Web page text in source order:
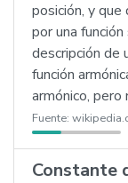
posición, y
por una
descripción de
función
armónico, pero
Fuente:
Constante